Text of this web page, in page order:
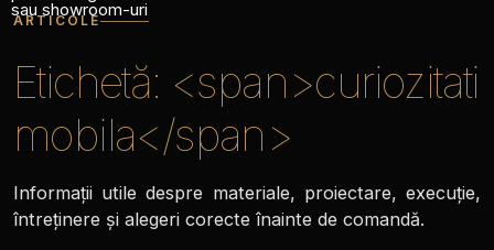
ARTICOLE
Etichetă: <span>curiozitati
mobila</span>
Informații utile despre materiale, proiectare, execuție,
întreținere și alegeri corecte înainte de comandă.